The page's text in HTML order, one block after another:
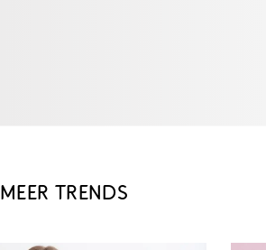
MEER TRENDS